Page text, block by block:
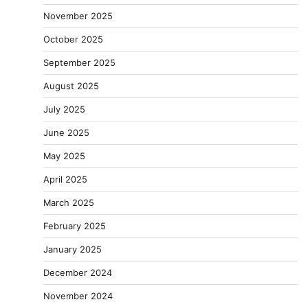
November 2025
October 2025
September 2025
August 2025
July 2025
June 2025
May 2025
April 2025
March 2025
February 2025
January 2025
December 2024
November 2024